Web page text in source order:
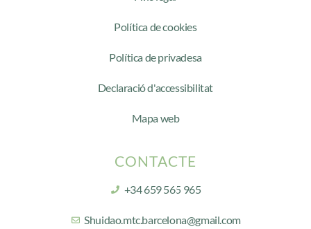
Política de cookies
Política de privadesa
Declaració d'accessibilitat
Mapa web
CONTACTE
+34 659 565 965
Shuidao.mtc.barcelona@gmail.com